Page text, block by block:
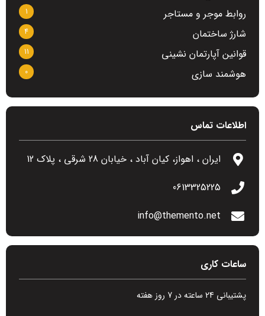
روابط موجر و مستاجر 1
شارژ ساختمان 4
قوانین آپارتمان نشینی 11
هوشمند سازی 0
اطلاعات تماس
ایران ، اهواز، کیان آباد ، خیابان 28 شرقی ، پلاک 12
0613325225
info@themento.net
ساعات کاری
پشتیبانی 24 ساعته در 7 روز هفته